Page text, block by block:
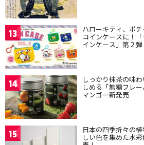
13 ハローキティ、ポ
コインケースに！
インケース」第２弾
14 しっかり抹茶の味
しめる「無糖フレ
マンゴー新発売
15 日本の四季折々の
しい色を集めた水